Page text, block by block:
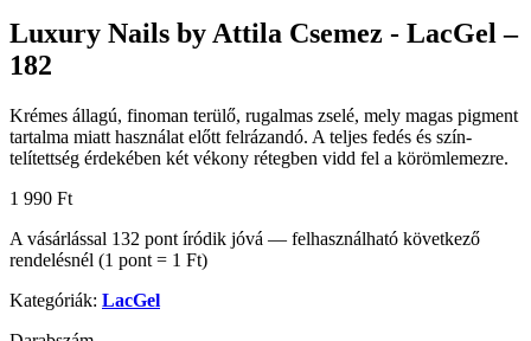
Luxury Nails by Attila Csemez - LacGel –
182
Krémes állagú, finoman terülő, rugalmas zselé, mely magas pigment
tartalma miatt használat előtt felrázandó. A teljes fedés és szín-
telítettség érdekében két vékony rétegben vidd fel a körömlemezre.
1 990 Ft
A vásárlással 132 pont íródik jóvá — felhasználható következő
rendelésnél (1 pont = 1 Ft)
Kategóriák: LacGel